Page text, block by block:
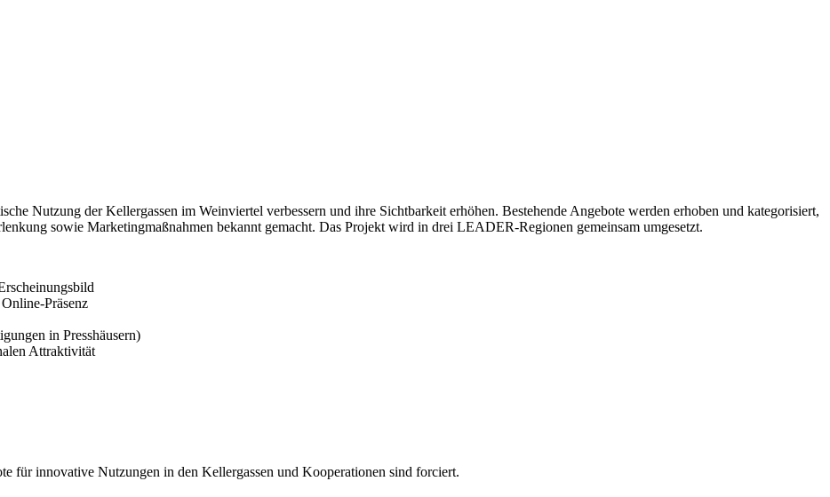
Nutzung der Kellergassen im Weinviertel verbessern und ihre Sichtbarkeit erhöhen. Bestehende Angebote werden erhoben und kategorisiert,
sowie Marketingmaßnahmen bekannt gemacht. Das Projekt wird in drei LEADER-Regionen gemeinsam umgesetzt.
Präsenz
in Presshäusern)
Attraktivität
für innovative Nutzungen in den Kellergassen und Kooperationen sind forciert.